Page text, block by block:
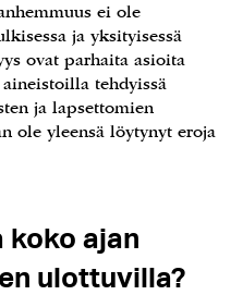
ei ole
ja yksityisessä
ovat parhaita asioita
tehdyissä
ja lapsettomien
ole yleensä löytynyt eroja
koko ajan
ulottuvilla?